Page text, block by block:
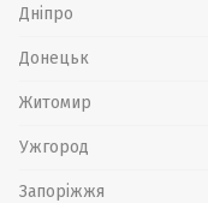
Дніпро
Донецьк
Житомир
Ужгород
Запоріжжя